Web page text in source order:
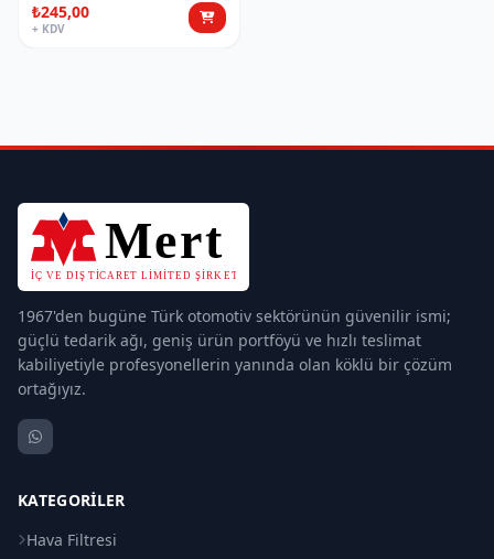
₺245,00
+ KDV
1967'den bugüne Türk otomotiv sektörünün güvenilir ismi;
güçlü tedarik ağı, geniş ürün portföyü ve hızlı teslimat
kabiliyetiyle profesyonellerin yanında olan köklü bir çözüm
ortağıyız.
KATEGORILER
Hava Filtresi